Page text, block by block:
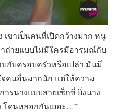
ขาเป็นคนที่เปิดกว้างมาก หนู
ถ่ายแบบไม่มีใครมีอารมณ์กับ
กับครอบครัวหรือเปล่า มันมี
คนอื่นมากนัก แต่ให้ความ
รนางแบบสายเซ็กซี่ ยิ่งนาง
โดนหลอกกันเยอะ…”